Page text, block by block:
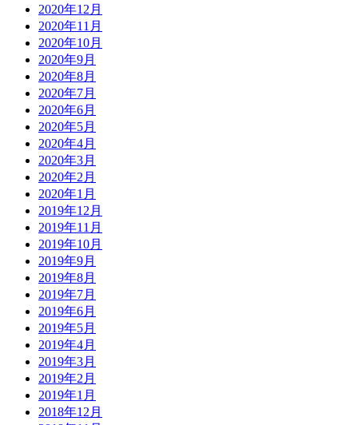
2020年12月
2020年11月
2020年10月
2020年9月
2020年8月
2020年7月
2020年6月
2020年5月
2020年4月
2020年3月
2020年2月
2020年1月
2019年12月
2019年11月
2019年10月
2019年9月
2019年8月
2019年7月
2019年6月
2019年5月
2019年4月
2019年3月
2019年2月
2019年1月
2018年12月